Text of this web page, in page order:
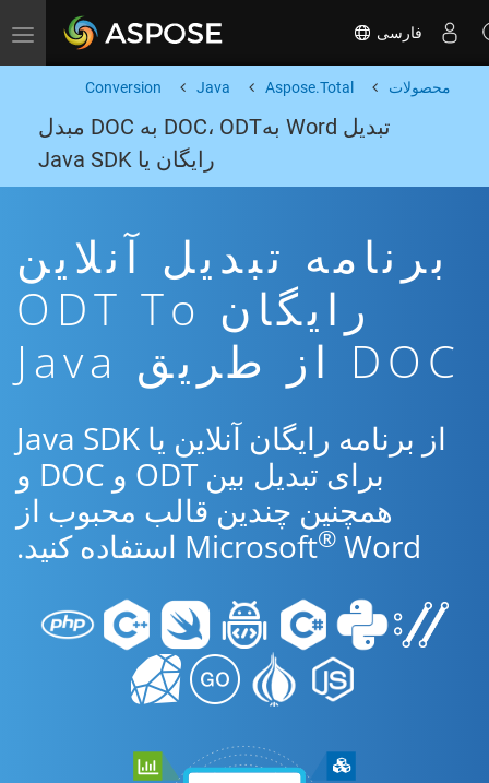
Toggle navigation فارسی
محصولات Aspose.Total
Java
Conversion
تبدیل Word بهDOC، ODT به DOC مبدل
رایگان یا Java SDK
برنامه تبدیل آنلاین
رایگان ODT To
DOC از طریق Java
از برنامه رایگان آنلاین یا Java SDK
برای تبدیل بین ODT و DOC و
همچنین چندین قالب محبوب از
Microsoft® Word استفاده کنید.